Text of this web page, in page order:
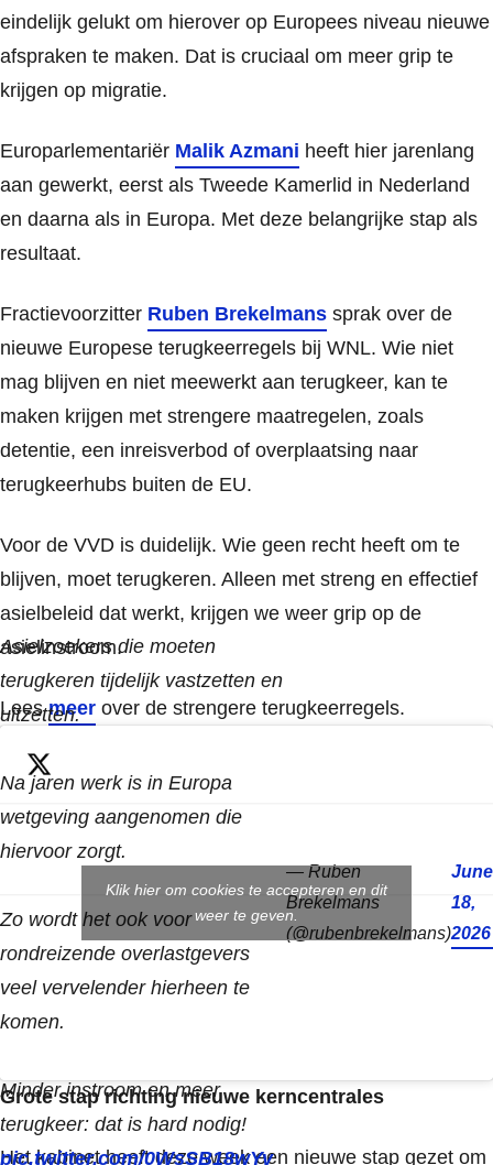
eindelijk gelukt om hierover op Europees niveau nieuwe
afspraken te maken. Dat is cruciaal om meer grip te
krijgen op migratie.
Europarlementariër Malik Azmani heeft hier jarenlang
aan gewerkt, eerst als Tweede Kamerlid in Nederland
en daarna als in Europa. Met deze belangrijke stap als
resultaat.
Fractievoorzitter Ruben Brekelmans sprak over de
nieuwe Europese terugkeerregels bij WNL. Wie niet
mag blijven en niet meewerkt aan terugkeer, kan te
maken krijgen met strengere maatregelen, zoals
detentie, een inreisverbod of overplaatsing naar
terugkeerhubs buiten de EU.
Voor de VVD is duidelijk. Wie geen recht heeft om te
blijven, moet terugkeren. Alleen met streng en effectief
asielbeleid dat werkt, krijgen we weer grip op de
asielinstroom.
Leesmeer over de strengere terugkeerregels.
Asielzoekers die moeten
terugkeren tijdelijk vastzetten en
uitzetten.
Na jaren werk is in Europa
wetgeving aangenomen die
hiervoor zorgt.
Zo wordt het ook voor
rondreizende overlastgevers
veel vervelender hierheen te
komen.
Minder instroom en meer
terugkeer: dat is hard nodig!
pic.twitter.com/0WsSB18wYv
— Ruben
Brekelmans
(@rubenbrekelmans)
June
18,
2026
Klik hier om cookies te accepteren en dit
weer te geven.
Grote stap richting nieuwe kerncentrales
Het kabinet heeft deze week een nieuwe stap gezet om